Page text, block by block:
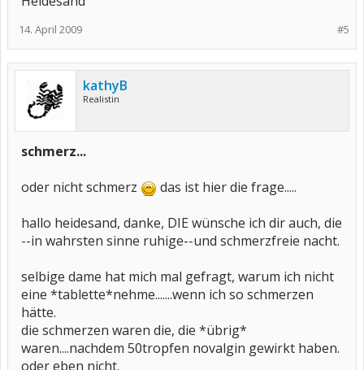
#5
14. April 2009
kathyB
Realistin
schmerz...
oder nicht schmerz
das ist hier die frage.....
hallo heidesand, danke, DIE wünsche ich dir auch, die
--in wahrsten sinne ruhige--und schmerzfreie nacht.
selbige dame hat mich mal gefragt, warum ich nicht
eine *tablette*nehme.......wenn ich so schmerzen
hätte.
die schmerzen waren die, die *übrig*
waren....nachdem 50tropfen novalgin gewirkt haben.
oder eben nicht.